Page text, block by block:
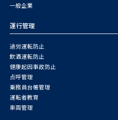
一般企業
運行管理
過労運転防止
飲酒運転防止
健康起因事故防止
点呼管理
乗務員台帳管理
運転者教育
車両管理